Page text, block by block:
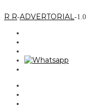
R R-ADVERTORIAL-